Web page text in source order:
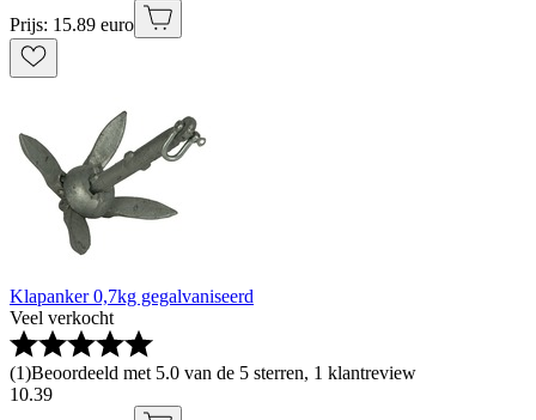
Prijs: 15.89 euro
Klapanker 0,7kg gegalvaniseerd
Veel verkocht
(1)Beoordeeld met 5.0 van de 5 sterren, 1 klantreview
10.39